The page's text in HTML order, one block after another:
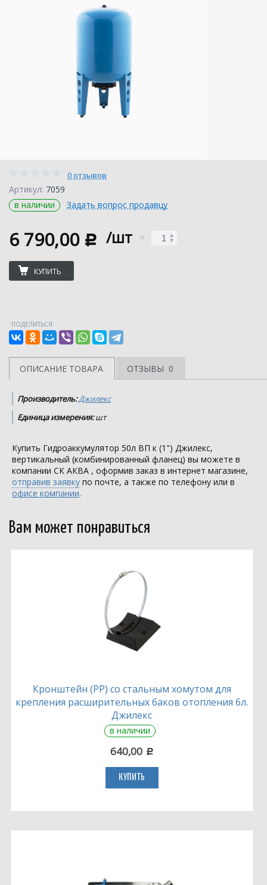
0 отзывов
Артикул: 7059
в наличии
Задать вопрос продавцу
6 790,00 c /шт
КУПИТЬ
ПОДЕЛИТЬСЯ:
ОПИСАНИЕ ТОВАРА ОТЗЫВЫ 0
Производитель:Джилекс
Единица измерения:шт
Купить Гидроаккумулятор 50л ВП к (1") Джилекс,
вертикальный (комбинированный фланец) вы можете в
компании СК АКВА , оформив заказ в интернет магазине,
отправив заявку по почте, а также по телефону или в
офисе компании.
Вам может понравиться
Кронштейн (PP) со стальным хомутом для
крепления расширительных баков отопления 6л.
Джилекс
в наличии
640,00 c
КУПИТЬ